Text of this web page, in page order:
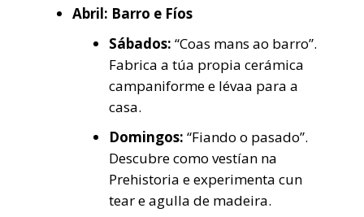
Abril: Barro e Fíos
Sábados: “Coas mans ao barro”.
Fabrica a túa propia cerámica
campaniforme e lévaa para a
casa.
Domingos: “Fiando o pasado”.
Descubre como vestían na
Prehistoria e experimenta cun
tear e agulla de madeira.